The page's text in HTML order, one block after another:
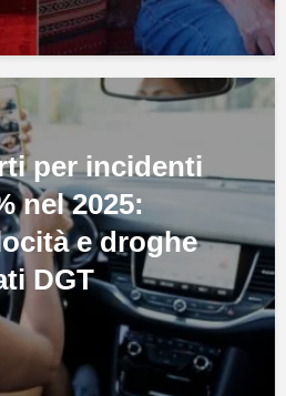
per incidenti
nel 2025:
e droghe
DGT